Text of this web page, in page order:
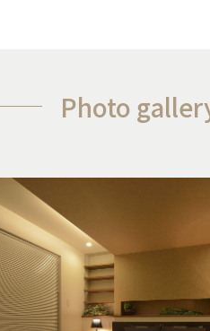
Photo